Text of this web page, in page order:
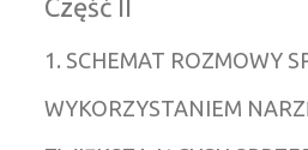
Część II
1. SCHEMAT ROZMOWY
WYKORZYSTANIEM